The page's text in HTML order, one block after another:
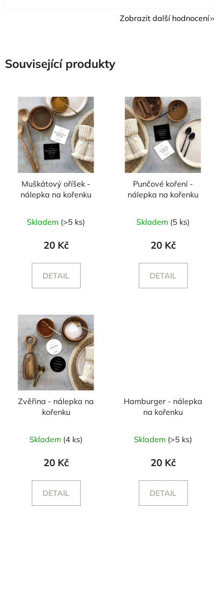
Zobrazit další hodnocení
Související produkty
Muškátový oříšek -
nálepka na kořenku
Skladem (>5 ks)
20 Kč
DETAIL
Punčové koření -
nálepka na kořenku
Skladem (5 ks)
20 Kč
DETAIL
Zvěřina - nálepka na
kořenku
Skladem (4 ks)
20 Kč
DETAIL
Hamburger - nálepka
na kořenku
Skladem (>5 ks)
20 Kč
DETAIL